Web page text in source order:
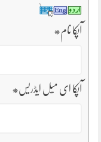
آپکا نام*
آپکا ای میل ایڈریس*